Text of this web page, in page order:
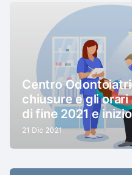
Centro
chiusure e gli
di fine 2021 e
21 Dic 2021